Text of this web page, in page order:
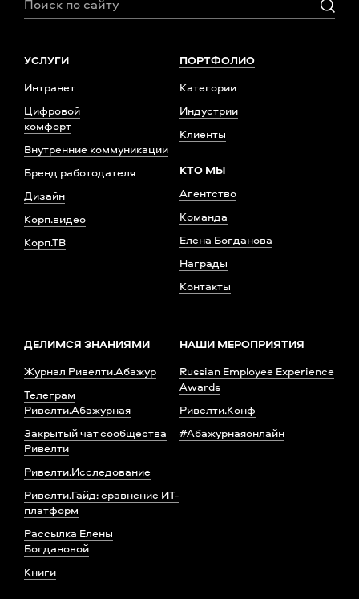
УСЛУГИ
Интранет
Цифровой
комфорт
Внутренние коммуникации
Бренд работодателя
Дизайн
Корп.видео
Корп.ТВ
ПОРТФОЛИО
Категории
Индустрии
Клиенты
КТО МЫ
Агентство
Команда
Елена Богданова
Награды
Контакты
ДЕЛИМСЯ ЗНАНИЯМИ
Журнал Ривелти.Абажур
Телеграм
Ривелти.Абажурная
Закрытый чат сообщества
Ривелти
Ривелти.Исследование
Ривелти.Гайд: сравнение ИТ-
платформ
Рассылка Елены
Богдановой
Книги
НАШИ МЕРОПРИЯТИЯ
Russian Employee Experience
Awards
Ривелти.Конф
#Абажурнаяонлайн